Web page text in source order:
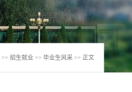
>> 招生就业 >> 毕业生风采 >> 正文